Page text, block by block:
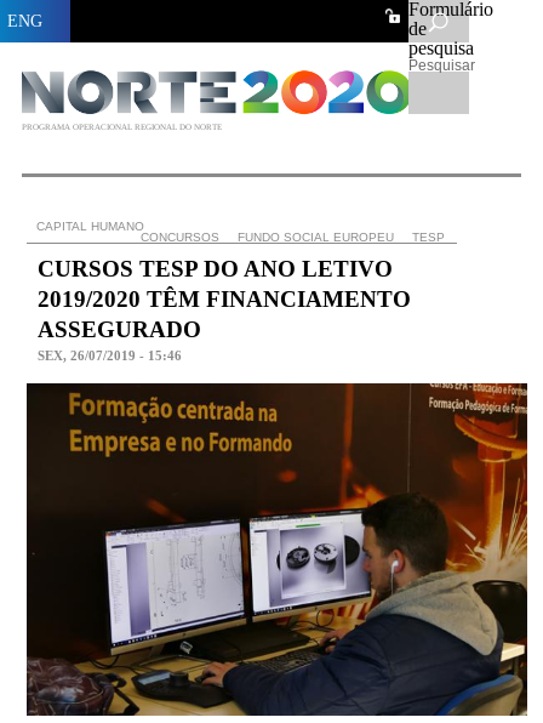
Formulário
de
pesquisa
Pesquisar
PROGRAMA OPERACIONAL REGIONAL DO NORTE
ENG
CAPITAL HUMANO
CONCURSOS
FUNDO SOCIAL EUROPEU TESP
CURSOS TESP DO ANO LETIVO
2019/2020 TÊM FINANCIAMENTO
ASSEGURADO
SEX, 26/07/2019 - 15:46